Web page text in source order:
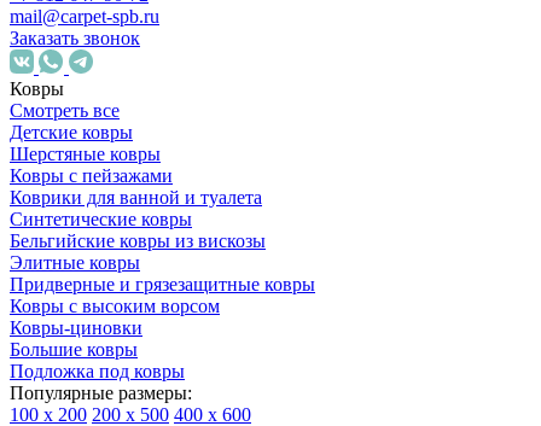
mail@carpet-spb.ru
Заказать звонок
Ковры
Смотреть все
Детские ковры
Шерстяные ковры
Ковры с пейзажами
Коврики для ванной и туалета
Синтетические ковры
Бельгийские ковры из вискозы
Элитные ковры
Придверные и грязезащитные ковры
Ковры с высоким ворсом
Ковры-циновки
Большие ковры
Подложка под ковры
Популярные размеры:
100 х 200 200 х 500 400 х 600